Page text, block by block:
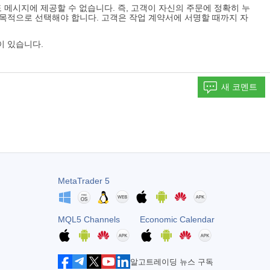
시지에 제공할 수 없습니다. 즉, 고객이 자신의 주문에 정확히 누
적으로 선택해야 합니다. 고객은 작업 계약서에 서명할 때까지 자
있습니다.
새 코멘트
MetaTrader 5
MQL5 Channels Economic Calendar
알고트레이딩 뉴스 구독